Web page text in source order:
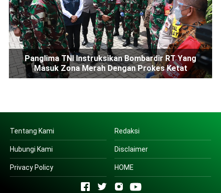
Panglima TNI Instruksikan Bombardir RT Yang
Masuk Zona Merah Dengan Prokes Ketat
Tentang Kami Redaksi
Hubungi Kami Disclaimer
Privacy Policy HOME